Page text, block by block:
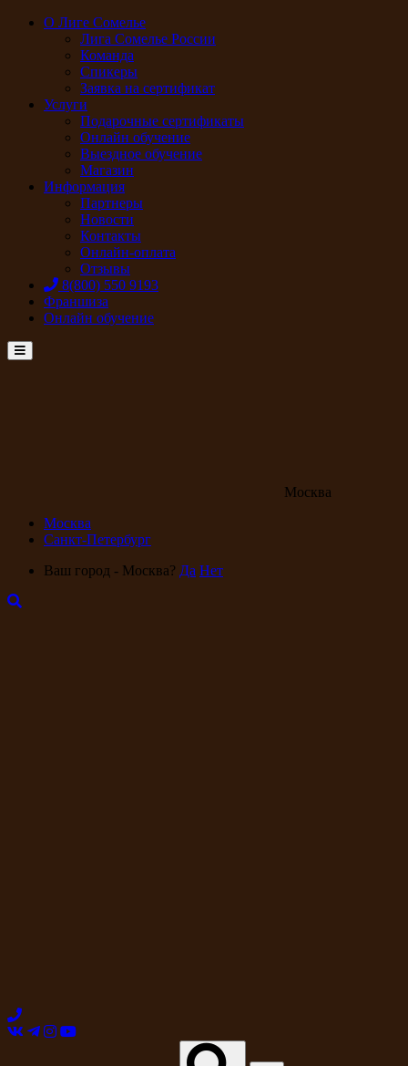
О Лиге Сомелье
Лига Сомелье России
Команда
Спикеры
Заявка на сертификат
Услуги
Подарочные сертификаты
Онлайн обучение
Выездное обучение
Магазин
Информация
Партнеры
Новости
Контакты
Онлайн-оплата
Отзывы
8(800) 550 9193
Франшиза
Онлайн обучение
Menu
Москва
Москва
Санкт-Петербург
Ваш город - Москва? Да Нет